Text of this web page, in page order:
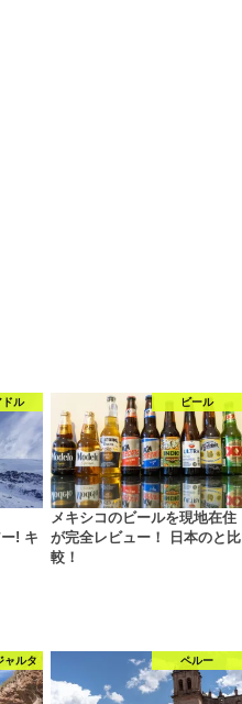
ドル
! キ
ビール
メキシコのビールを現地在住
が完全レビュー！ 日本のと比
較！
ャルタ ペルー